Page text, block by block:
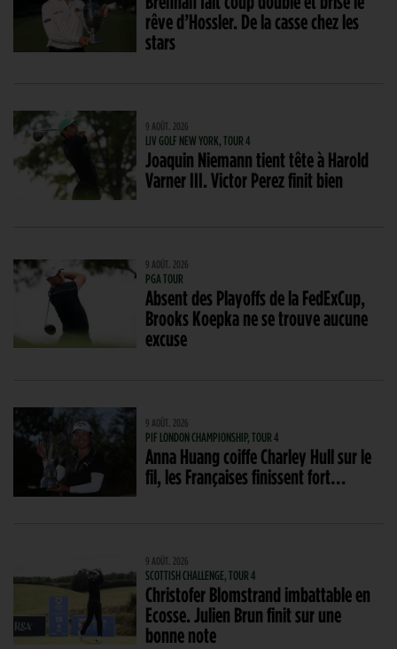
rêve d’Hossler. De la casse chez les
stars
9 AOÛT. 2026
LIV GOLF NEW YORK, TOUR 4
Joaquin Niemann tient tête à Harold
Varner III. Victor Perez finit bien
9 AOÛT. 2026
PGA TOUR
Absent des Playoffs de la FedExCup,
Brooks Koepka ne se trouve aucune
excuse
9 AOÛT. 2026
PIF LONDON CHAMPIONSHIP, TOUR 4
Anna Huang coiffe Charley Hull sur le
fil, les Françaises finissent fort…
9 AOÛT. 2026
SCOTTISH CHALLENGE, TOUR 4
Christofer Blomstrand imbattable en
Ecosse. Julien Brun finit sur une
bonne note